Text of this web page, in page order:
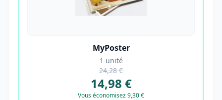
MyPoster
1 unité
24,28 €
14,98 €
Vous économisez 9,30 €